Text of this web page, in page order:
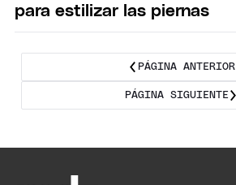
para estilizar las piernas
PÁGINA ANTERIOR
PÁGINA SIGUIENTE